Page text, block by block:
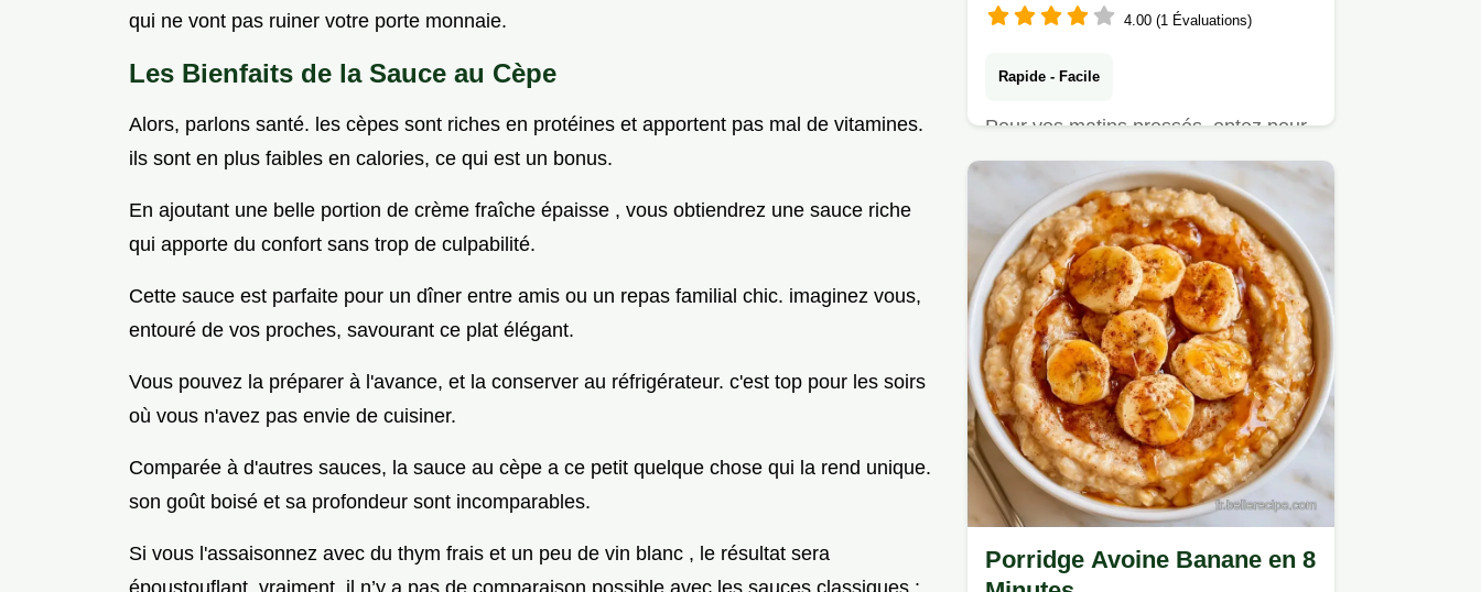
qui ne vont pas ruiner votre porte monnaie.
Les Bienfaits de la Sauce au Cèpe
Alors, parlons santé. les cèpes sont riches en protéines et apportent pas mal de vitamines.
ils sont en plus faibles en calories, ce qui est un bonus.
En ajoutant une belle portion de crème fraîche épaisse , vous obtiendrez une sauce riche
qui apporte du confort sans trop de culpabilité.
Cette sauce est parfaite pour un dîner entre amis ou un repas familial chic. imaginez vous,
entouré de vos proches, savourant ce plat élégant.
Vous pouvez la préparer à l'avance, et la conserver au réfrigérateur. c'est top pour les soirs
où vous n'avez pas envie de cuisiner.
Comparée à d'autres sauces, la sauce au cèpe a ce petit quelque chose qui la rend unique.
son goût boisé et sa profondeur sont incomparables.
Si vous l'assaisonnez avec du thym frais et un peu de vin blanc , le résultat sera
4.00 (1 Évaluations)
Rapide - Facile
Pour vos matins pressés, optez pour
les Flocons d'avoine overnight.
Porridge Avoine Banane en 8